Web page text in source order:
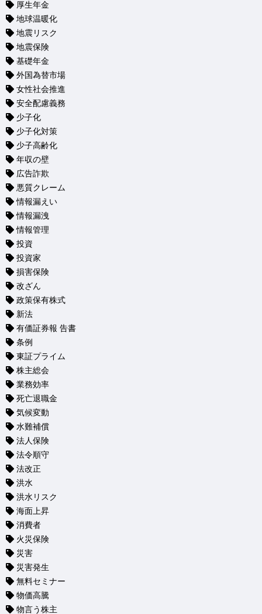
厚生年金
地球温暖化
地震リスク
地震保険
基礎年金
外国為替市場
女性社会推進
安全配慮義務
少子化
少子化対策
少子高齢化
年収の壁
広告詐欺
悪質クレーム
情報漏えい
情報漏洩
情報管理
投資
投資家
損害保険
改ざん
政策保有株式
新法
有価証券報 告書
条例
東証プライム
株主総会
業務効率
死亡退職金
気候変動
水難補償
法人保険
法令順守
法改正
洪水
洪水リスク
海面上昇
消費者
火災保険
災害
災害発生
無料セミナー
物価高騰
物言う株主